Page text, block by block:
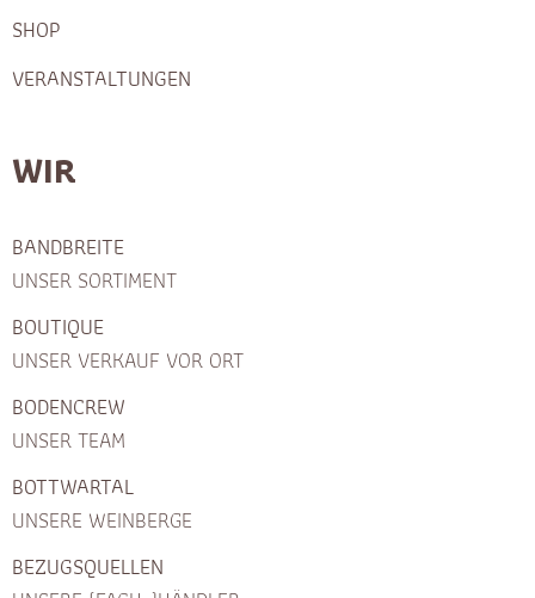
SHOP
VERANSTALTUNGEN
WIR
BANDBREITE
UNSER SORTIMENT
BOUTIQUE
UNSER VERKAUF VOR ORT
BODENCREW
UNSER TEAM
BOTTWARTAL
UNSERE WEINBERGE
BEZUGSQUELLEN